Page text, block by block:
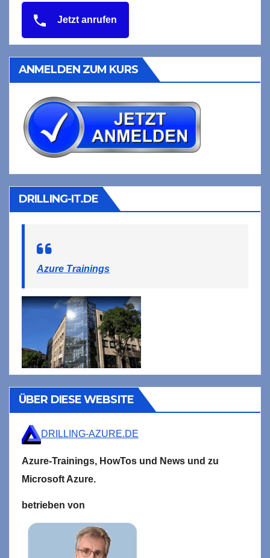
Jetzt anrufen
ANMELDEN ZUM KURS
DRILLING-IT.DE
Azure Trainings
ÜBER DIESE WEBSITE
DRILLING-AZURE.DE
Azure-Trainings, HowTos und News und zu
Microsoft Azure.
betrieben von